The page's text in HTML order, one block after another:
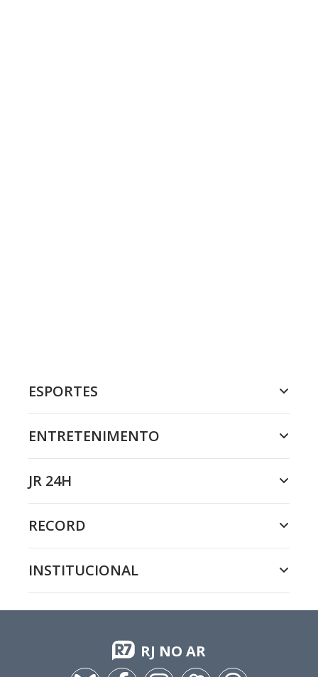
ESPORTES
ENTRETENIMENTO
JR 24H
RECORD
INSTITUCIONAL
RJ NO AR